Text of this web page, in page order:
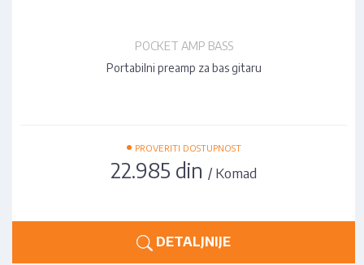
POCKET AMP BASS
Portabilni preamp za bas gitaru
• PROVERITI DOSTUPNOST
22.985 din / Komad
DETALJNIJE